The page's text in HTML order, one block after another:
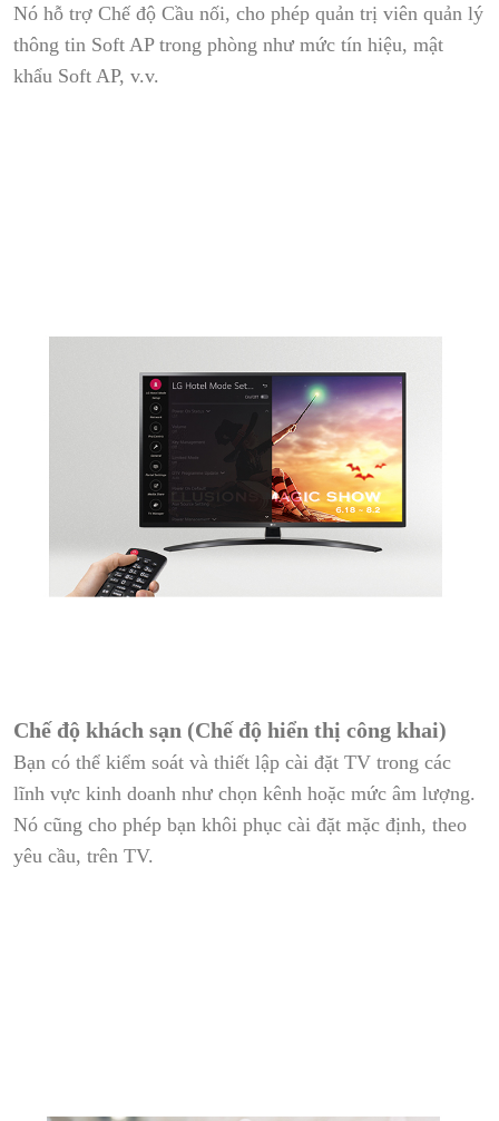
Nó hỗ trợ Chế độ Cầu nối, cho phép quản trị viên quản lý
thông tin Soft AP trong phòng như mức tín hiệu, mật
khẩu Soft AP, v.v.
Chế độ khách sạn (Chế độ hiển thị công khai)
Bạn có thể kiểm soát và thiết lập cài đặt TV trong các
lĩnh vực kinh doanh như chọn kênh hoặc mức âm lượng.
Nó cũng cho phép bạn khôi phục cài đặt mặc định, theo
yêu cầu, trên TV.